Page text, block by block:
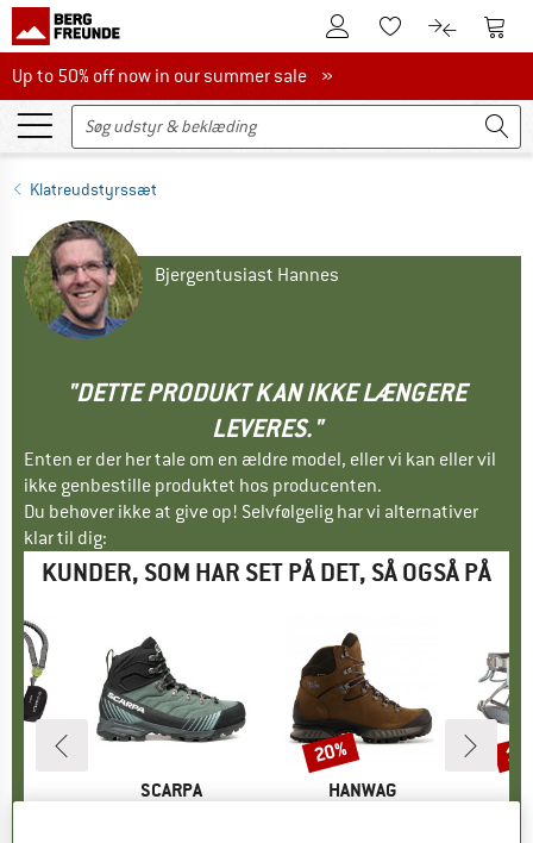
Til kundekontoenTil huskesedlen.
Til Til
Up to 50% off now in our summer sale
Up to 50% off now in our summer sale »
Klatreudstyrssæt
Bjergentusiast Hannes
"DETTE PRODUKT KAN IKKE LÆNGERE
LEVERES."
Enten er der her tale om en ældre model, eller vi kan eller vil
ikke genbestille produktet hos producenten.
Du behøver ikke at give op! Selvfølgelig har vi alternativer
klar til dig:
KUNDER, SOM HAR SET PÅ DET, SÅ OGSÅ PÅ
MÆRKE
SCARPA MÆRKE
HANWAG
Rabat
20%